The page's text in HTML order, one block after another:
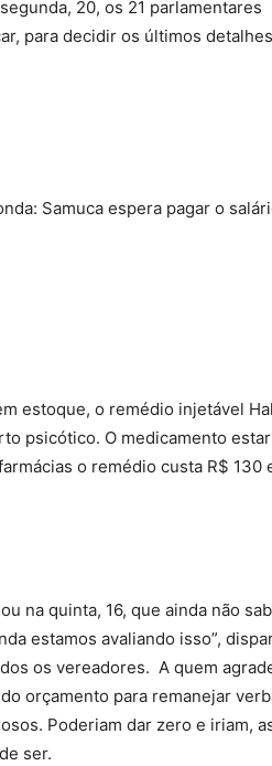
20, os 21 parlamentares
para decidir os últimos
Samuca espera pagar o
estoque, o remédio injetável
psicótico. O medicamento
o remédio custa R$ 130
na quinta, 16, que ainda não
estamos avaliando isso”,
os vereadores. A quem
orçamento para remanejar
Poderiam dar zero e iriam,
ser.